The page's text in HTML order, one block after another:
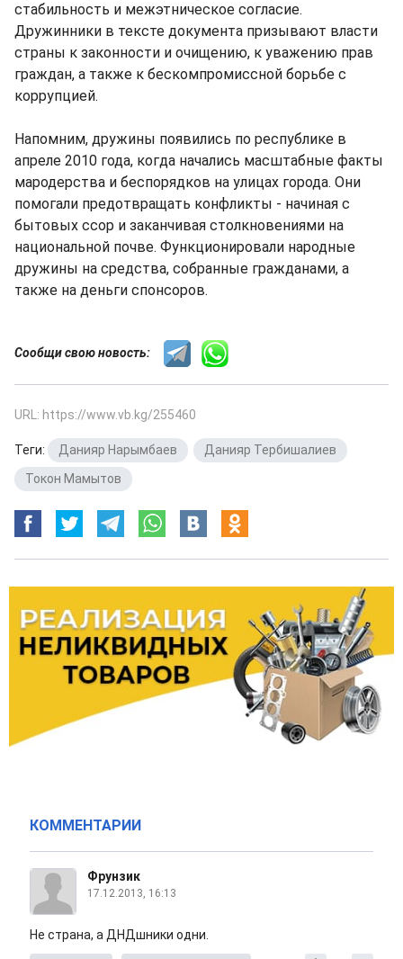
стабильность и межэтническое согласие.
Дружинники в тексте документа призывают власти
страны к законности и очищению, к уважению прав
граждан, а также к бескомпромиссной борьбе с
коррупцией.
Напомним, дружины появились по республике в
апреле 2010 года, когда начались масштабные факты
мародерства и беспорядков на улицах города. Они
помогали предотвращать конфликты - начиная с
бытовых ссор и заканчивая столкновениями на
национальной почве. Функционировали народные
дружины на средства, собранные гражданами, а
также на деньги спонсоров.
Сообщи свою новость:
URL: https://www.vb.kg/255460
Теги: Данияр Нарымбаев Данияр Тербишалиев
Токон Мамытов
КОММЕНТАРИИ
Фрунзик
17.12.2013, 16:13
Не страна, а ДНДшники одни.